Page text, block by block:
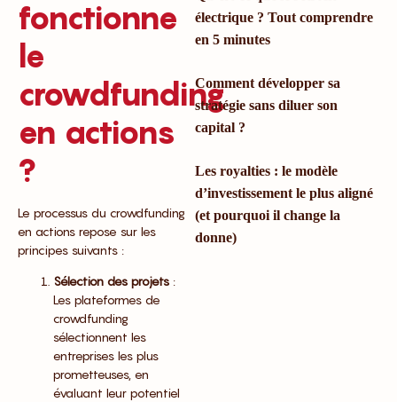
fonctionne
le
crowdfunding
en actions
?
Le processus du crowdfunding
en actions repose sur les
principes suivants :
Sélection des projets :
Les plateformes de
crowdfunding
sélectionnent les
entreprises les plus
prometteuses, en
évaluant leur potentiel
électrique ? Tout comprendre
en 5 minutes
Comment développer sa
stratégie sans diluer son
capital ?
Les royalties : le modèle
d’investissement le plus aligné
(et pourquoi il change la
donne)